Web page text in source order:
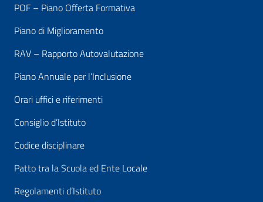
POF – Piano Offerta Formativa
Piano di Miglioramento
RAV – Rapporto Autovalutazione
Piano Annuale per l’Inclusione
Orari uffici e riferimenti
Consiglio d’Istituto
Codice disciplinare
Patto tra la Scuola ed Ente Locale
Regolamenti d’Istituto